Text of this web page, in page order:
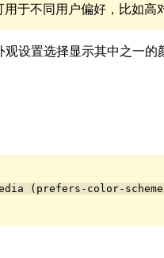
于不同用户偏好，比如高
设置选择显示其中之一
(prefers-color-